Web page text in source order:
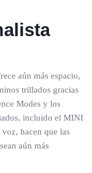
aún más espacio,
trillados gracias
Modes y los
incluido el MINI
hacen que las
aún más